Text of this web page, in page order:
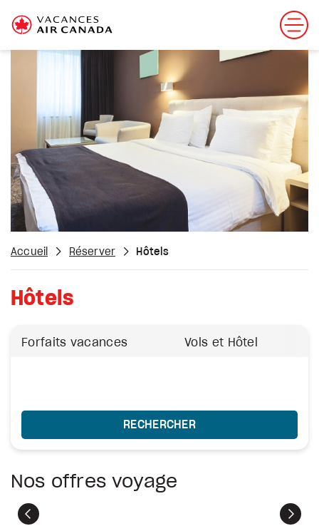
Accueil Réserver Hôtels
Hôtels
Forfaits vacances Vols et Hôtel
RECHERCHER
Nos offres voyage
Précédent